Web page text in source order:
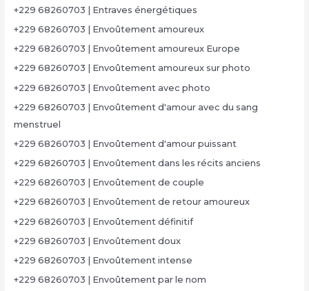
+229 68260703 | Entraves énergétiques
+229 68260703 | Envoûtement amoureux
+229 68260703 | Envoûtement amoureux Europe
+229 68260703 | Envoûtement amoureux sur photo
+229 68260703 | Envoûtement avec photo
+229 68260703 | Envoûtement d'amour avec du sang
menstruel
+229 68260703 | Envoûtement d'amour puissant
+229 68260703 | Envoûtement dans les récits anciens
+229 68260703 | Envoûtement de couple
+229 68260703 | Envoûtement de retour amoureux
+229 68260703 | Envoûtement définitif
+229 68260703 | Envoûtement doux
+229 68260703 | Envoûtement intense
+229 68260703 | Envoûtement par le nom